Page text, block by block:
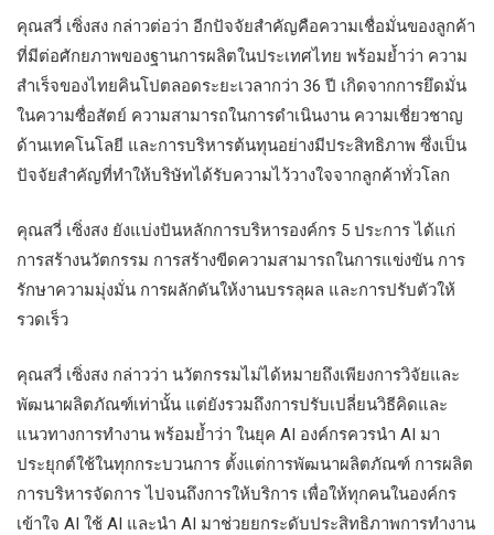
คุณสวี่ เซิ่งสง กล่าวต่อว่า อีกปัจจัยสำคัญคือความเชื่อมั่นของลูกค้า
ที่มีต่อศักยภาพของฐานการผลิตในประเทศไทย พร้อมย้ำว่า ความ
สำเร็จของไทยคินโปตลอดระยะเวลากว่า 36 ปี เกิดจากการยึดมั่น
ในความซื่อสัตย์ ความสามารถในการดำเนินงาน ความเชี่ยวชาญ
ด้านเทคโนโลยี และการบริหารต้นทุนอย่างมีประสิทธิภาพ ซึ่งเป็น
ปัจจัยสำคัญที่ทำให้บริษัทได้รับความไว้วางใจจากลูกค้าทั่วโลก
คุณสวี่ เซิ่งสง ยังแบ่งปันหลักการบริหารองค์กร 5 ประการ ได้แก่
การสร้างนวัตกรรม การสร้างขีดความสามารถในการแข่งขัน การ
รักษาความมุ่งมั่น การผลักดันให้งานบรรลุผล และการปรับตัวให้
รวดเร็ว
คุณสวี่ เซิ่งสง กล่าวว่า นวัตกรรมไม่ได้หมายถึงเพียงการวิจัยและ
พัฒนาผลิตภัณฑ์เท่านั้น แต่ยังรวมถึงการปรับเปลี่ยนวิธีคิดและ
แนวทางการทำงาน พร้อมย้ำว่า ในยุค AI องค์กรควรนำ AI มา
ประยุกต์ใช้ในทุกกระบวนการ ตั้งแต่การพัฒนาผลิตภัณฑ์ การผลิต
การบริหารจัดการ ไปจนถึงการให้บริการ เพื่อให้ทุกคนในองค์กร
เข้าใจ AI ใช้ AI และนำ AI มาช่วยยกระดับประสิทธิภาพการทำงาน